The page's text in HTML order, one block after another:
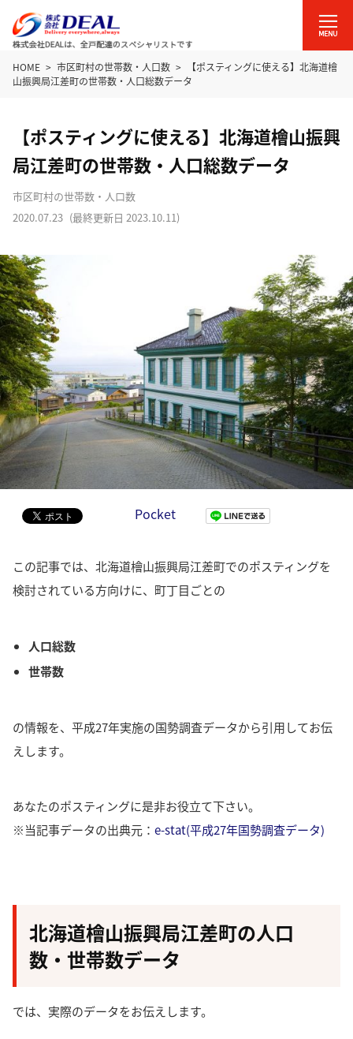
HOME 市区町村の世帯数・人口数
【ポスティングに使える】北海道檜
山振興局江差町の世帯数・人口総数データ
【ポスティングに使える】北海道檜山振興
局江差町の世帯数・人口総数データ
市区町村の世帯数・人口数
2020.07.23 (最終更新日 2023.10.11)
Pocket
この記事では、北海道檜山振興局江差町でのポスティングを
検討されている方向けに、町丁目ごとの
人口総数
世帯数
の情報を、平成27年実施の国勢調査データから引用してお伝
えします。
あなたのポスティングに是非お役立て下さい。
※当記事データの出典元： e-stat(平成27年国勢調査データ)
北海道檜山振興局江差町の人口
数・世帯数データ
では、実際のデータをお伝えします。